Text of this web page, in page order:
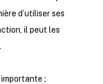
d’utiliser ses
il peut les
;